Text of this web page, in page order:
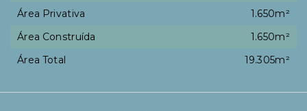
Área Privativa
1.650m²
Área Construída
1.650m²
Área Total
19.305m²